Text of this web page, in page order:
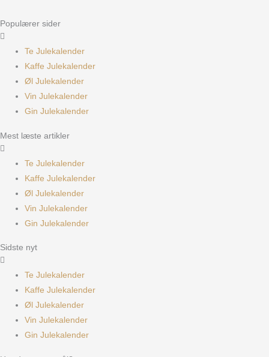
Populærer sider
Te Julekalender
Kaffe Julekalender
Øl Julekalender
Vin Julekalender
Gin Julekalender
Mest læste artikler
Te Julekalender
Kaffe Julekalender
Øl Julekalender
Vin Julekalender
Gin Julekalender
Sidste nyt
Te Julekalender
Kaffe Julekalender
Øl Julekalender
Vin Julekalender
Gin Julekalender